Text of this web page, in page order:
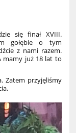
się finał XVIII.
gołębie o tym
z nami razem.
mamy już 18 lat to
Zatem przyjęliśmy